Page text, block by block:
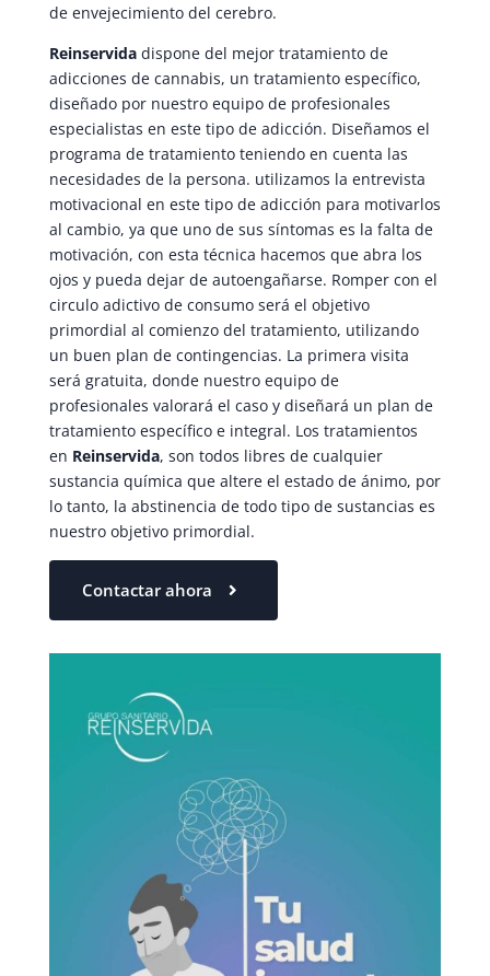
de envejecimiento del cerebro.
Reinservida dispone del mejor tratamiento de
adicciones de cannabis, un tratamiento específico,
diseñado por nuestro equipo de profesionales
especialistas en este tipo de adicción. Diseñamos el
programa de tratamiento teniendo en cuenta las
necesidades de la persona. utilizamos la entrevista
motivacional en este tipo de adicción para motivarlos
al cambio, ya que uno de sus síntomas es la falta de
motivación, con esta técnica hacemos que abra los
ojos y pueda dejar de autoengañarse. Romper con el
circulo adictivo de consumo será el objetivo
primordial al comienzo del tratamiento, utilizando
un buen plan de contingencias. La primera visita
será gratuita, donde nuestro equipo de
profesionales valorará el caso y diseñará un plan de
tratamiento específico e integral. Los tratamientos
en Reinservida, son todos libres de cualquier
sustancia química que altere el estado de ánimo, por
lo tanto, la abstinencia de todo tipo de sustancias es
nuestro objetivo primordial.
Contactar ahora